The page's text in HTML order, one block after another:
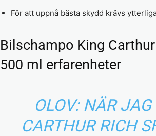
För att uppnå bästa skydd krävs
Bilschampo King
500 ml erfarenheter
OLOV: NÄR
CARTHUR RICH